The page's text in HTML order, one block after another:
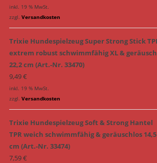
inkl. 19 % MwSt.
zzgl. Versandkosten
Trixie Hundespielzeug Super Strong Stick
extrem robust schwimmfähig XL &
22,2 cm (Art.-Nr. 33470)
9,49€
inkl. 19 % MwSt.
zzgl. Versandkosten
Trixie Hundespielzeug Soft & Strong Hantel
TPR weich schwimmfähig & geräuschlos 14,5
cm (Art.-Nr. 33474)
7,59€